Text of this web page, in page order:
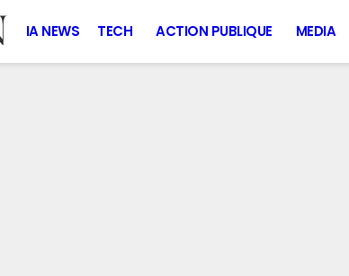
IA NEWS TECH ACTION PUBLIQUE MEDIA